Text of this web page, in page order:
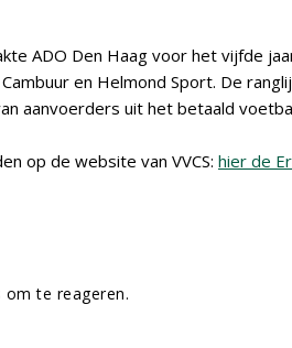
ADO Den Haag voor het vijfde
en Helmond Sport. De
aanvoerders uit het betaald
op de website van VVCS: hier de
te reageren.